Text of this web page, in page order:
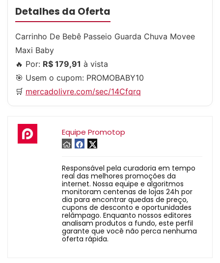
Detalhes da Oferta
Carrinho De Bebê Passeio Guarda Chuva Movee
Maxi Baby
🔥 Por: R$ 179,91 à vista
🎯 Usem o cupom: PROMOBABY10
🛒 mercadolivre.com/sec/14Cfqrq
Equipe Promotop
Responsável pela curadoria em tempo
real das melhores promoções da
internet. Nossa equipe e algoritmos
monitoram centenas de lojas 24h por
dia para encontrar quedas de preço,
cupons de desconto e oportunidades
relâmpago. Enquanto nossos editores
analisam produtos a fundo, este perfil
garante que você não perca nenhuma
oferta rápida.